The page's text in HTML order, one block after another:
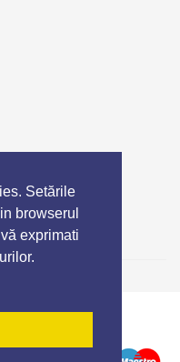
Setările
browserul
exprimati
SRL.